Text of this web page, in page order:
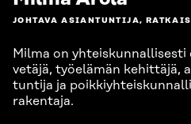
JOHTAVA ASIANTUNTIJA,
Milma on
vetäjä, työelämän kehittäjä,
tuntija ja
rakentaja.